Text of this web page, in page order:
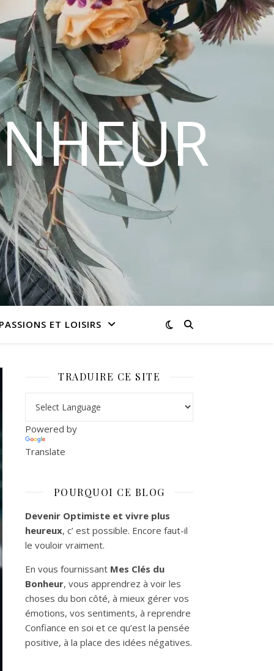
PASSIONS ET LOISIRS
TRADUIRE CE SITE
Powered by
Translate
POURQUOI CE BLOG
Devenir Optimiste et vivre plus
heureux, c’ est possible. Encore faut-il
le vouloir vraiment.
En vous fournissant Mes Clés du
Bonheur, vous apprendrez à voir les
choses du bon côté, à mieux gérer vos
émotions, vos sentiments, à reprendre
Confiance en soi et ce qu’est la pensée
positive, à la place des idées négatives.